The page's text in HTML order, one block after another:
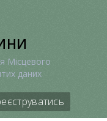
Місцевого
даних